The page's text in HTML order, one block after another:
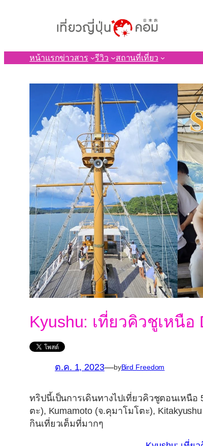
หน้าแรกข่าวสาร รีวิว สถานที่เที่ยว
Kyushu: เที่ยวคิวชูเหนือ
ต.ค. 1, 2023—byBird Freedom
ทริปนี้เป็นการเดินทางไปเที่ยวคิวชูตอนเหนือ
ตะ), Kumamoto (จ.คุมาโมโตะ),
กินเที่ยวเต็มที่มากๆ